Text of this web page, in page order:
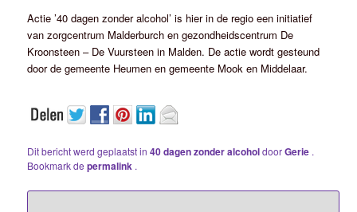
Actie ’40 dagen zonder alcohol’ is hier in de regio een initiatief
van zorgcentrum Malderburch en gezondheidscentrum De
Kroonsteen – De Vuursteen in Malden. De actie wordt gesteund
door de gemeente Heumen en gemeente Mook en Middelaar.
Dit bericht werd geplaatst in40 dagen zonder alcoholdoorGerie .
Bookmark depermalink .